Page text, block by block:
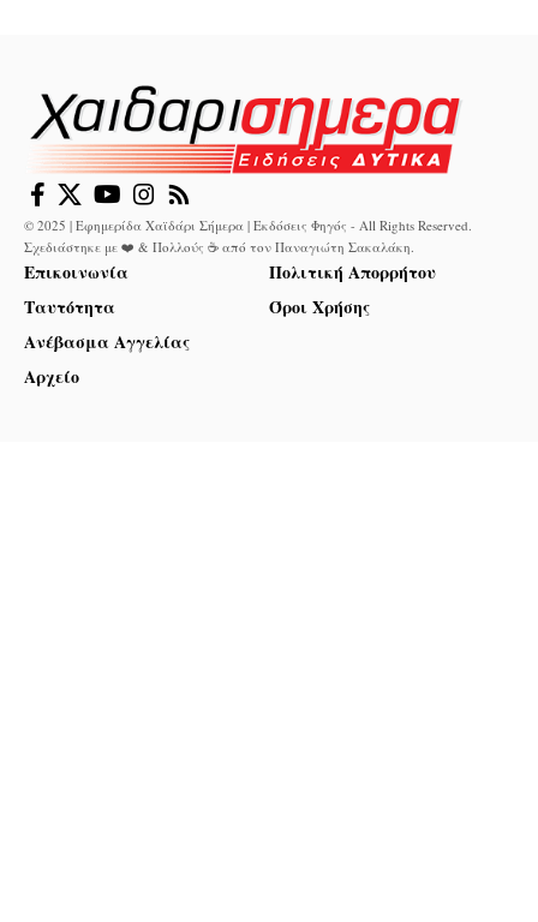
© 2025 | Εφημερίδα Χαϊδάρι Σήμερα | Εκδόσεις Φηγός - All Rights Reserved.
Σχεδιάστηκε με ❤️ & Πολλούς ☕ από τον Παναγιώτη Σακαλάκη.
Επικοινωνία
Ταυτότητα
Ανέβασμα Αγγελίας
Αρχείο
Πολιτική Απορρήτου
Όροι Χρήσης